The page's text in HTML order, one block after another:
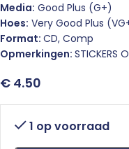
Media: Good Plus (G+)
Hoes: Very Good Plus
Format: CD, Comp
Opmerkingen: STICKERS
€ 4.50
1 op voorraad